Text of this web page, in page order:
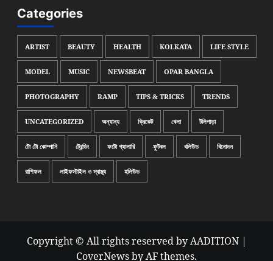
Categories
ARTIST BEAUTY HEALTH KOLKATA LIFE STYLE
MODEL MUSIC NEWSBEAT OPAR BANGLA
PHOTOGRAPHY RAMP TIPS & TRICKS TRENDS
UNCATEGORIZED অন্যান্য ক্রিকেট খেলা টলিপাড়া
টো টো কোম্পানি ট্রেন্ডিং ফটো গ্যালারি ফুটবল বলিউড বিনোদন
রাশিফল লাইফস্টাইল ও স্বাস্থ্য হলিউড
Copyright © All rights reserved by AADITION |
CoverNewsby AF themes.